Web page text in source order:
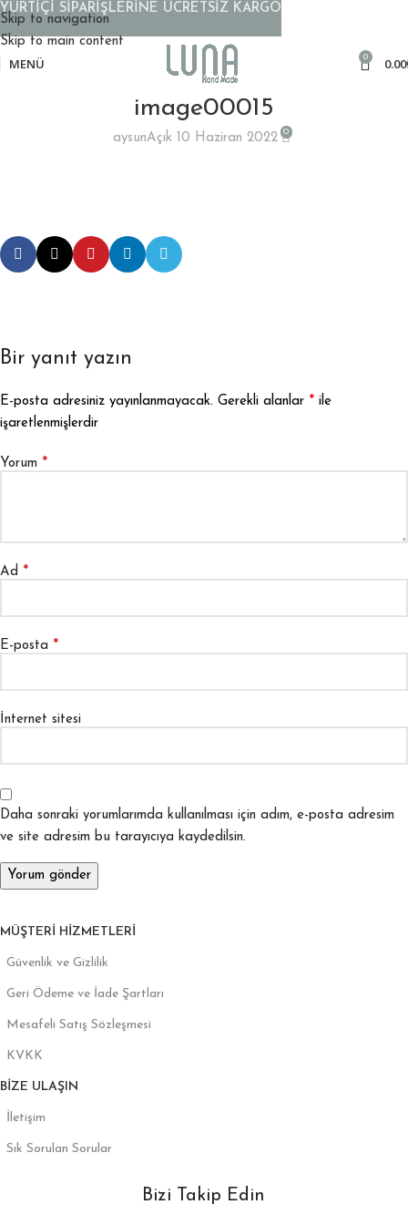
Skip to navigation
Skip to main content
MENÜ 0 0.00
image00015
aysunAçık 10 Haziran 2022 0
Bir yanıt yazın
E-posta adresiniz yayınlanmayacak. Gerekli alanlar * ile
işaretlenmişlerdir
Yorum *
Ad *
E-posta *
İnternet sitesi
Daha sonraki yorumlarımda kullanılması için adım, e-posta adresim
ve site adresim bu tarayıcıya kaydedilsin.
MÜŞTERI HIZMETLERI
Güvenlik ve Gizlilik
Geri Ödeme ve İade Şartları
Mesafeli Satış Sözleşmesi
KVKK
BIZE ULAŞIN
İletişim
Sık Sorulan Sorular
Bizi Takip Edin
YURTİÇİ SİPARİŞLERİNE ÜCRETSİZ KARGO